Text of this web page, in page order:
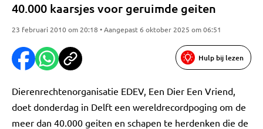
40.000 kaarsjes voor geruimde geiten
23 februari 2010 om 20:18 • Aangepast 6 oktober 2025 om 06:51
Hulp bij lezen
Dierenrechtenorganisatie EDEV, Een Dier Een Vriend,
doet donderdag in Delft een wereldrecordpoging om de
meer dan 40.000 geiten en schapen te herdenken die de